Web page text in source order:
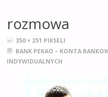
rozmowa
PEŁNY
ROZMIAR
350 × 251 PIKSELI
BANK PEKAO – KONTA
INDYWIDUALNYCH